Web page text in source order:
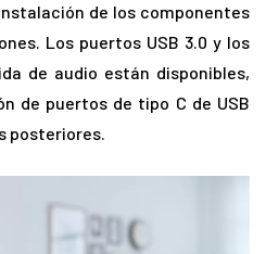
de los componentes
Los puertos USB 3.0 y los
de audio están disponibles,
de puertos de tipo C de USB
posteriores.